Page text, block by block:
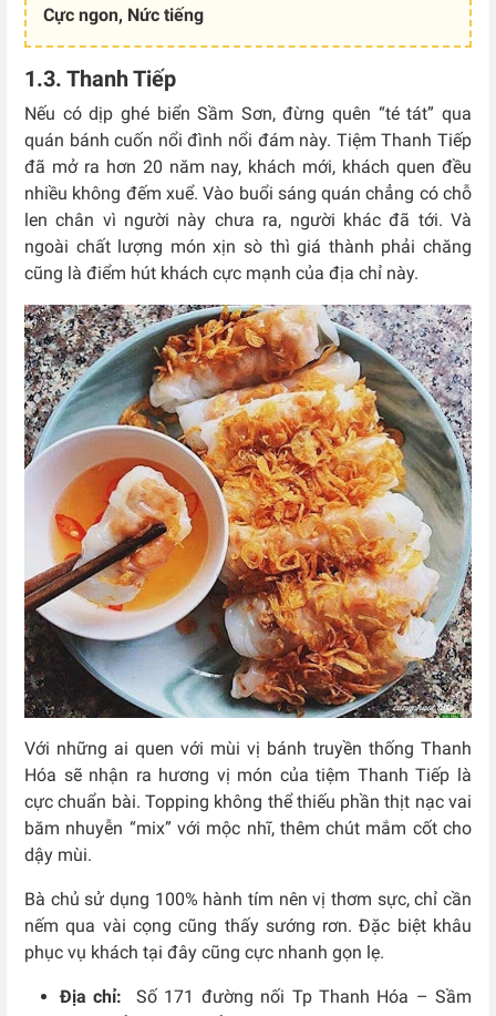
Cực ngon, Nức tiếng
1.3. Thanh Tiếp
Nếu có dịp ghé biển Sầm Sơn, đừng quên “té tát” qua
quán bánh cuốn nổi đình nổi đám này. Tiệm Thanh Tiếp
đã mở ra hơn 20 năm nay, khách mới, khách quen đều
nhiều không đếm xuể. Vào buổi sáng quán chẳng có chỗ
len chân vì người này chưa ra, người khác đã tới. Và
ngoài chất lượng món xịn sò thì giá thành phải chăng
cũng là điểm hút khách cực mạnh của địa chỉ này.
Với những ai quen với mùi vị bánh truyền thống Thanh
Hóa sẽ nhận ra hương vị món của tiệm Thanh Tiếp là
cực chuẩn bài. Topping không thể thiếu phần thịt nạc vai
băm nhuyễn “mix” với mộc nhĩ, thêm chút mắm cốt cho
dậy mùi.
Bà chủ sử dụng 100% hành tím nên vị thơm sực, chỉ cần
nếm qua vài cọng cũng thấy sướng rơn. Đặc biệt khâu
phục vụ khách tại đây cũng cực nhanh gọn lẹ.
Địa chỉ:
Số 171 đường nối Tp Thanh Hóa – Sầm